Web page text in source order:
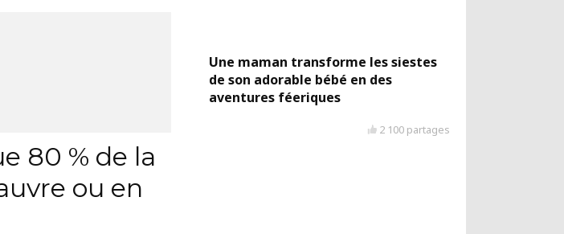
80 % de la
ou en
Une maman transforme les siestes
de son adorable bébé en des
aventures féeriques
2 100 partages